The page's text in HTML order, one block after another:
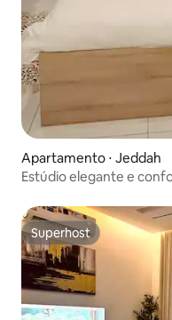
Apartamento ⋅ Jeddah
Estúdio elegante e
Superhost
Superhost